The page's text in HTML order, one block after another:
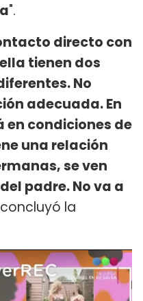
".
directo con
tienen dos
No
adecuada. En
en condiciones de
una relación
se ven
padre. No va a
concluyó la